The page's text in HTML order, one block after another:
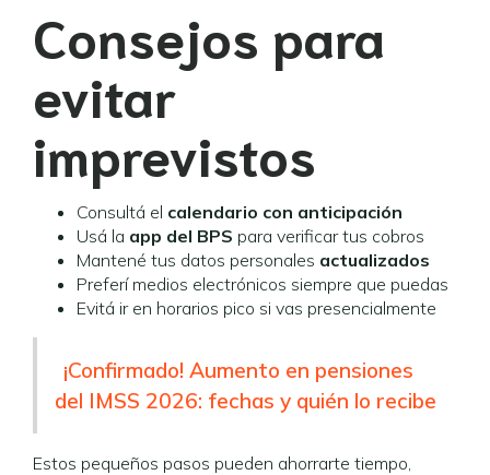
Consejos para
evitar
imprevistos
Consultá el calendario con anticipación
Usá la app del BPS para verificar tus cobros
Mantené tus datos personales actualizados
Preferí medios electrónicos siempre que puedas
Evitá ir en horarios pico si vas presencialmente
¡Confirmado! Aumento en pensiones
del IMSS 2026: fechas y quién lo recibe
Estos pequeños pasos pueden ahorrarte tiempo,